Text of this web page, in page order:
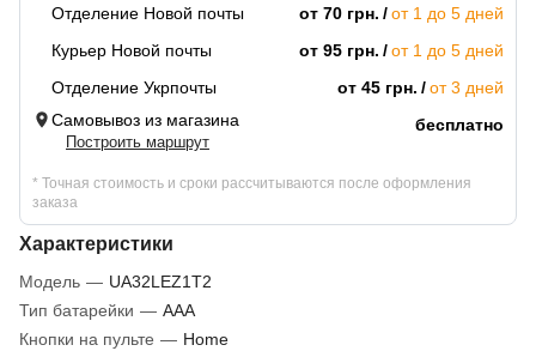
Отделение Новой почты
от 70 грн.
от 1 до 5 дней
Курьер Новой почты
от 95 грн.
от 1 до 5 дней
Отделение Укрпочты
от 45 грн.
от 3 дней
Самовывоз из магазина
Построить маршрут
бесплатно
* Точная стоимость и сроки рассчитываются после оформления
заказа
Характеристики
Модель — UA32LEZ1T2
Тип батарейки — AAA
Кнопки на пульте — Home